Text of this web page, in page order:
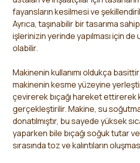
fayansların kesilmesi ve
Ayrıca, taşınabilir bir tasarıma
işlerinizin yerinde yapılması için
olabilir.
Makinenin kullanımı oldukça
makinenin kesme yüzeyine
çevirerek bıçağı hareket ettirerek
gerçekleştirilir. Makine, su
donatılmıştır, bu sayede yüksek
yaparken bile bıçağı soğuk tutar
sırasında toz ve kalıntıların